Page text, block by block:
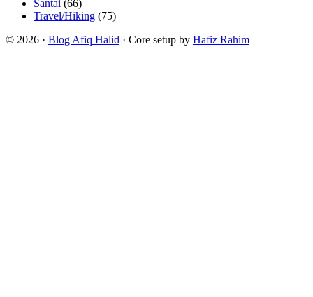
Santai (66)
Travel/Hiking (75)
© 2026 · Blog Afiq Halid · Core setup by Hafiz Rahim